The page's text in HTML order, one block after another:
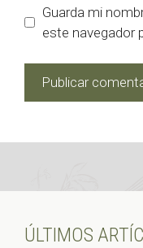
Guarda mi
este navegador
ÚLTIMOS